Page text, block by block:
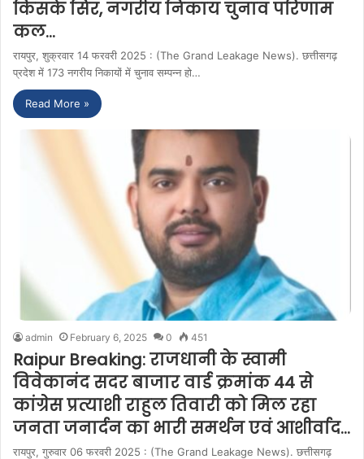
किसके सिर, नगरीय निकाय चुनाव परिणाम
कल…
रायपुर, शुक्रवार 14 फरवरी 2025 : (The Grand Leakage News). छत्तीसगढ़
प्रदेश में 173 नगरीय निकायों में चुनाव सम्पन्न हो…
Read More »
admin February 6, 2025 0 451
Raipur Breaking: राजधानी के स्वामी
विवेकानंद सदर बाजार वार्ड क्रमांक 44 से
कांग्रेस प्रत्याशी राहुल तिवारी को मिल रहा
जनता जनार्दन का भारी समर्थन एवं आशीर्वाद…
रायपुर, गुरुवार 06 फरवरी 2025 : (The Grand Leakage News). छत्तीसगढ़